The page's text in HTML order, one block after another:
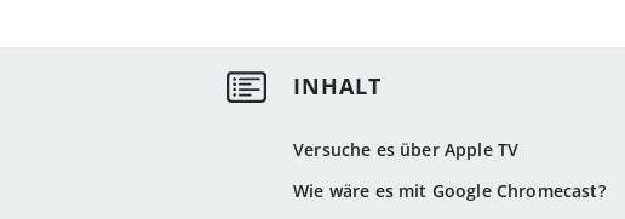
Versuche es über Apple TV
Wie wäre es mit Google Chromecast?